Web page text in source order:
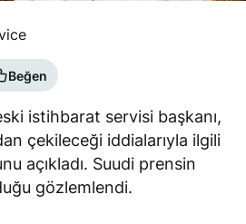
Beğen
istihbarat servisi başkanı,
çekileceği iddialarıyla ilgili
açıkladı. Suudi prensin
gözlemlendi.